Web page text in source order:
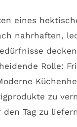
eines
nahrhaften,
Rolle:
zu
den Tag zu